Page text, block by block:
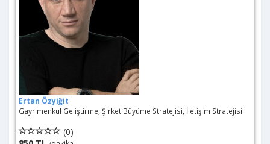
Ertan Özyiğit
Gayrimenkul Geliştirme, Şirket Büyüme Stratejisi, İletişim Stratejisi
(0)